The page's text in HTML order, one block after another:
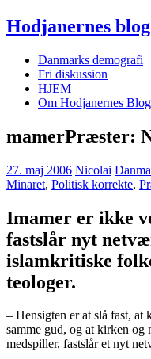
Hodjanernes blog
Danmarks demografi
Fri diskussion
HJEM
Om Hodjanernes Blog
mamerPræster:
27. maj 2006 Nicolai
Minaret, Politisk korrekte,
Imamer er ikke
fastslår nyt
islamkritiske
teologer.
– Hensigten er at slå fast, at
samme gud, og at kirken og
medspiller, fastslår et nyt